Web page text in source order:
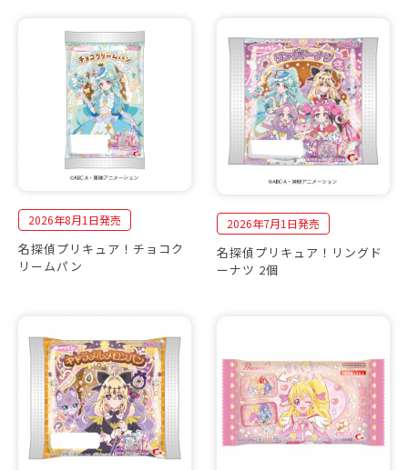
2026年8月1日発売
名探偵プリキュア！チョコク
リームパン
2026年7月1日発売
名探偵プリキュア！リングド
ーナツ 2個